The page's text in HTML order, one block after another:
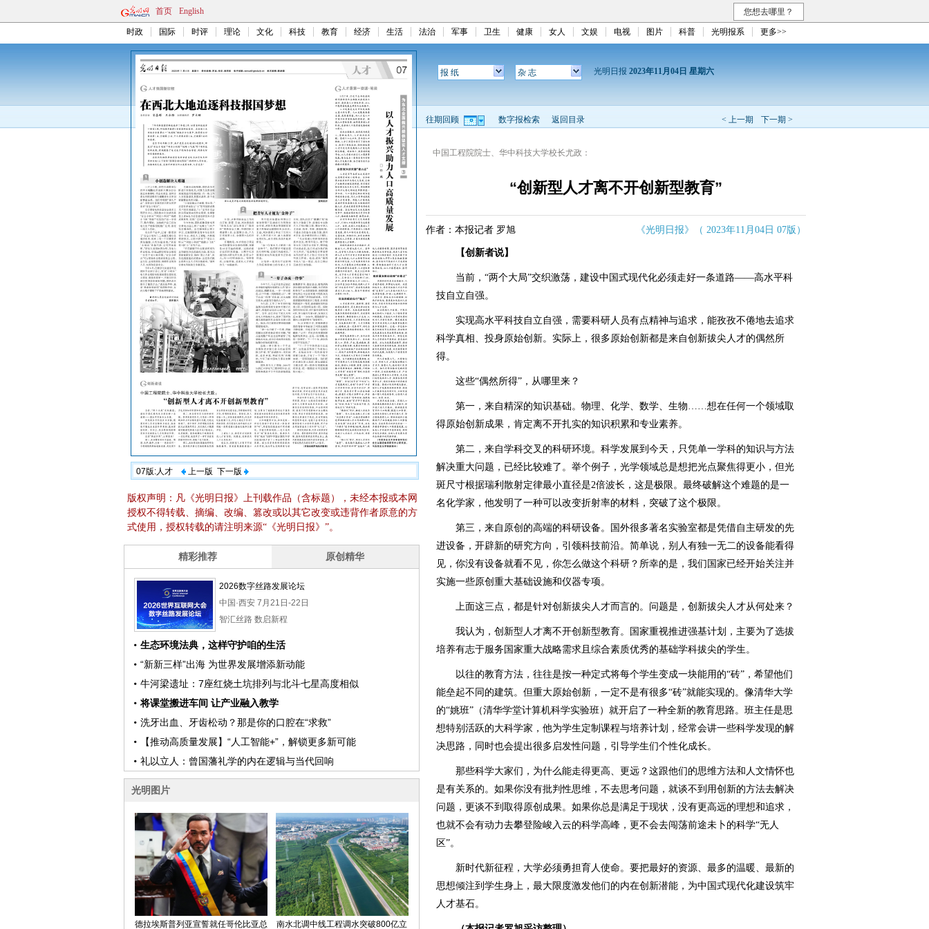
首页 English 您想去哪里？
时政 国际 时评 理论 文化 科技 教育 经济 生活 法治 军事 卫生 健康 女人 文娱 电视 图片 科普 光明报系 更多>>
07版:人才 上一版 下一版
版权声明：凡《光明日报》上刊载作品（含标题），未经本报或本网
授权不得转载、摘编、改编、篡改或以其它改变或违背作者原意的方
式使用，授权转载的请注明来源“《光明日报》”。
报 纸 杂 志 光明日报 2023年11月04日 星期六
< 上一期 下一期 >
往期回顾 数字报检索 返回目录
中国工程院院士、华中科技大学校长尤政：
“创新型人才离不开创新型教育”
作者：本报记者 罗旭 《光明日报》（ 2023年11月04日 07版）
【创新者说】
当前，“两个大局”交织激荡，建设中国式现代化必须走好一条道路——高水平科
技自立自强。
实现高水平科技自立自强，需要科研人员有点精神与追求，能孜孜不倦地去追求
科学真相、投身原始创新。实际上，很多原始创新都是来自创新拔尖人才的偶然所
得。
这些“偶然所得”，从哪里来？
第一，来自精深的知识基础。物理、化学、数学、生物……想在任何一个领域取
得原始创新成果，肯定离不开扎实的知识积累和专业素养。
第二，来自学科交叉的科研环境。科学发展到今天，只凭单一学科的知识与方法
解决重大问题，已经比较难了。举个例子，光学领域总是想把光点聚焦得更小，但光
斑尺寸根据瑞利散射定律最小直径是2倍波长，这是极限。最终破解这个难题的是一
名化学家，他发明了一种可以改变折射率的材料，突破了这个极限。
第三，来自原创的高端的科研设备。国外很多著名实验室都是凭借自主研发的先
进设备，开辟新的研究方向，引领科技前沿。简单说，别人有独一无二的设备能看得
见，你没有设备就看不见，你怎么做这个科研？所幸的是，我们国家已经开始关注并
实施一些原创重大基础设施和仪器专项。
上面这三点，都是针对创新拔尖人才而言的。问题是，创新拔尖人才从何处来？
我认为，创新型人才离不开创新型教育。国家重视推进强基计划，主要为了选拔
培养有志于服务国家重大战略需求且综合素质优秀的基础学科拔尖的学生。
以往的教育方法，往往是按一种定式将每个学生变成一块能用的“砖”，希望他们
能垒起不同的建筑。但重大原始创新，一定不是有很多“砖”就能实现的。像清华大学
的“姚班”（清华学堂计算机科学实验班）就开启了一种全新的教育思路。班主任是思
想特别活跃的大科学家，他为学生定制课程与培养计划，经常会讲一些科学发现的解
决思路，同时也会提出很多启发性问题，引导学生们个性化成长。
那些科学大家们，为什么能走得更高、更远？这跟他们的思维方法和人文情怀也
是有关系的。如果你没有批判性思维，不去思考问题，就谈不到用创新的方法去解决
问题，更谈不到取得原创成果。如果你总是满足于现状，没有更高远的理想和追求，
也就不会有动力去攀登险峻入云的科学高峰，更不会去闯荡前途未卜的科学“无人
区”。
新时代新征程，大学必须勇担育人使命。要把最好的资源、最多的温暖、最新的
思想倾注到学生身上，最大限度激发他们的内在创新潜能，为中国式现代化建设筑牢
人才基石。